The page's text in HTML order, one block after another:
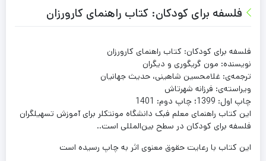
فلسفه برای کودکان: کتاب راهنمای کارورزان
فلسفه برای کودکان: کتاب راهنمای کارورزان
نویسنده: مون گریگوری و دیگران
ترجمه‌ی: غلامحسین شاهینی، حدیث جهانیان
ویراسته‌ی: فرزانه شهرتاش
چاپ اول: 1399؛ چاپ دوم: 1401
این کتاب راهنمای معلم فبک دانشگاه مونتکلر برای آموزش تسهیلگران
فلسفه برای کودکان در سطح بین‌المللی است..
این کتاب با رعایت حقوق معنوی اثر به چاپ رسیده است